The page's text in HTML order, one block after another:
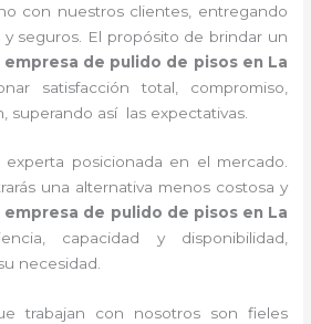
con nuestros clientes, entregando
seguros. El propósito de brindar un
empresa de pulido de pisos en La
satisfacción total, compromiso,
superando así las expectativas.
experta posicionada en el mercado.
una alternativa menos costosa y
empresa de pulido de pisosen La
capacidad y disponibilidad,
necesidad.
trabajan con nosotros son fieles